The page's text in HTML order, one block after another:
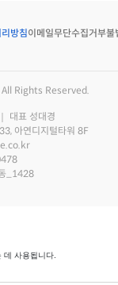
방침이메일무단수집거부불
Rights Reserved.
대표 성대경
아연디지털타워 8F
_1428
사용됩니다.